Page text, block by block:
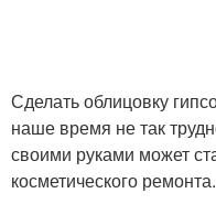
Сделать облицовку
наше время не так
своими руками может
косметического ремонта.